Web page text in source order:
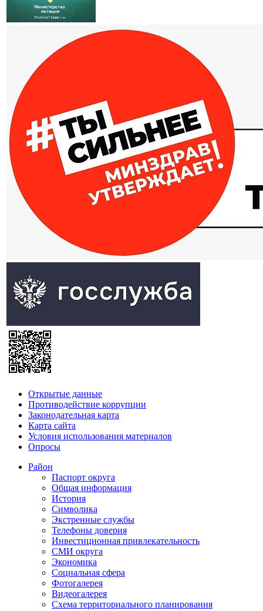
Открытые данные
Противодействие коррупции
Законодательная карта
Карта сайта
Условия использования материалов
Опросы
Район
Паспорт округа
Общая информация
История
Символика
Экстренные службы
Телефоны доверия
Инвестиционная привлекательность
СМИ округа
Экономика
Социальная сфера
Фотогалерея
Видеогалерея
Схема территориального планирования